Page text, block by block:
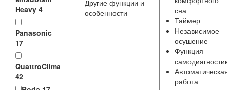
Heavy 4
Panasonic
17
QuattroClima
42
Другие функции и
особенности
сна
Таймер
Независимое
осушение
Функция
работа